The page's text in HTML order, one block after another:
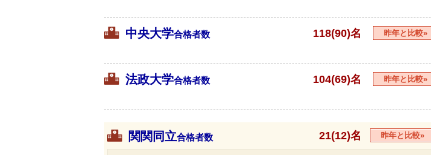
中央大学合格者数 118(90)名 昨年と比較»
法政大学合格者数 104(69)名 昨年と比較»
関関同立合格者数 21(12)名 昨年と比較»